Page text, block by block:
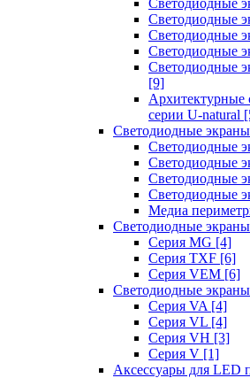
Светодиодные
Светодиодные
Светодиодные
Светодиодные
Светодиодные
[9]
Архитектурные
серии U-natural
Светодиодные
Светодиодные
Светодиодные
Светодиодные
Светодиодные
Медиа
Светодиодные
Серия MG [4]
Серия TXF [6]
Серия VEM [6]
Светодиодные
Серия VA [4]
Серия VL [4]
Серия VH [3]
Серия V [1]
Аксессуары для LED